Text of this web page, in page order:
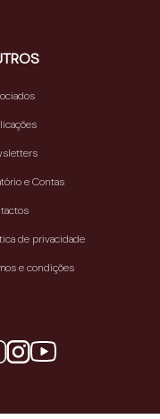
e Contas
de privacidade
e condições